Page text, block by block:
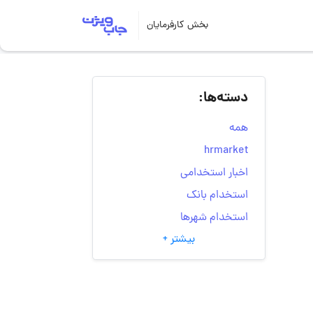
بخش کارفرمایان
دسته‌ها:
همه
hrmarket
اخبار استخدامی
استخدام بانک
استخدام شهرها
انتخاب مسیر شغلی
به‌روزرسانی‌های سایت
بیشتر +